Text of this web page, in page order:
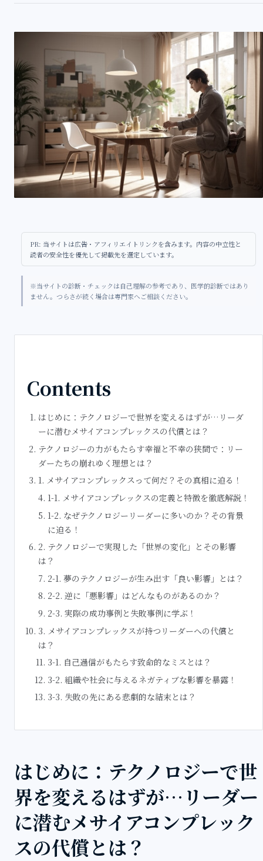
PR: 当サイトは広告・アフィリエイトリンクを含みます。内容の中立性と
読者の安全性を優先して掲載先を選定しています。
※当サイトの診断・チェックは自己理解の参考であり、医学的診断ではあり
ません。つらさが続く場合は専門家へご相談ください。
Contents
はじめに：テクノロジーで世界を変えるはずが…リーダ
ーに潜むメサイアコンプレックスの代償とは？
テクノロジーの力がもたらす幸福と不幸の狭間で：リー
ダーたちの崩れゆく理想とは？
1. メサイアコンプレックスって何だ？その真相に迫る！
1-1. メサイアコンプレックスの定義と特徴を徹底解説！
1-2. なぜテクノロジーリーダーに多いのか？その背景
に迫る！
2. テクノロジーで実現した「世界の変化」とその影響
は？
2-1. 夢のテクノロジーが生み出す「良い影響」とは？
2-2. 逆に「悪影響」はどんなものがあるのか？
2-3. 実際の成功事例と失敗事例に学ぶ！
3. メサイアコンプレックスが持つリーダーへの代償と
は？
3-1. 自己過信がもたらす致命的なミスとは？
3-2. 組織や社会に与えるネガティブな影響を暴露！
3-3. 失敗の先にある悲劇的な結末とは？
はじめに：テクノロジーで世
界を変えるはずが…リーダー
に潜むメサイアコンプレック
スの代償とは？